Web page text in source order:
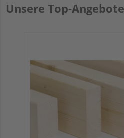
Unsere Top-Angebote